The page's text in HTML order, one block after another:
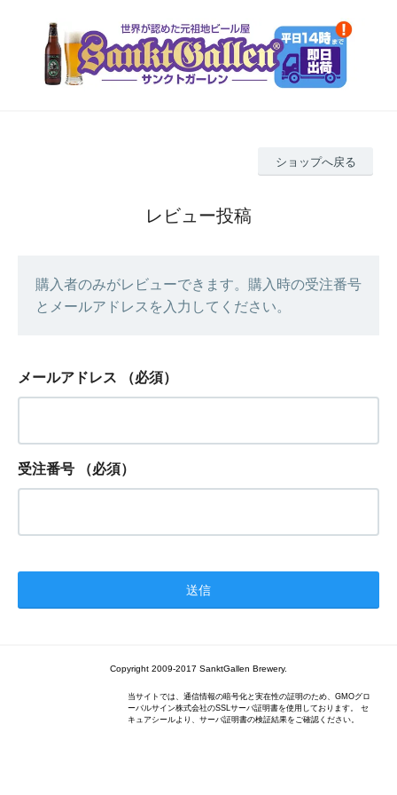
ショップへ戻る
レビュー投稿
購入者のみがレビューできます。購入時の受注番号
とメールアドレスを入力してください。
メールアドレス （必須）
受注番号 （必須）
Copyright 2009-2017 SanktGallen Brewery.
当サイトでは、通信情報の暗号化と実在性の証明のため、GMOグロ
ーバルサイン株式会社のSSLサーバ証明書を使用しております。 セ
キュアシールより、サーバ証明書の検証結果をご確認ください。